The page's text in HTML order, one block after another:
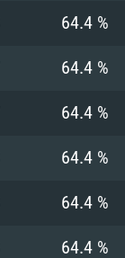
메모리: 16
그래픽 카
네트워크:
여유 저장
메모리: 16
그래픽 카
와 동급의
지원하는
64.4 %
64.4 %
64.4 %
64.4 %
64.4 %
64.4 %